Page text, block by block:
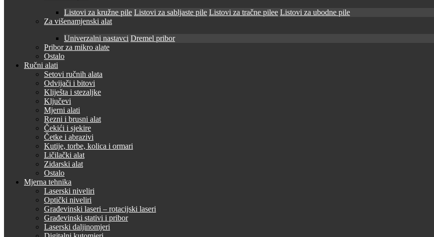
Listovi za kružne pile Listovi za sabljaste pile Listovi za tračne pilee Listovi za ubodne pile
Za višenamjenski alat
Univerzalni nastavci Dremel pribor
Pribor za mikro alate
Ostalo
Ručni alati
Setovi ručnih alata
Odvijači i bitovi
Kliješta i stezaljke
Ključevi
Mjerni alati
Rezni i brusni alat
Čekići i sjekire
Četke i abrazivi
Kutije, torbe, kolica i ormari
Ličilački alat
Zidarski alat
Ostalo
Mjerna tehnika
Laserski niveliri
Optički niveliri
Građevinski laseri – rotacijski laseri
Građevinski stativi i pribor
Laserski daljinomjeri